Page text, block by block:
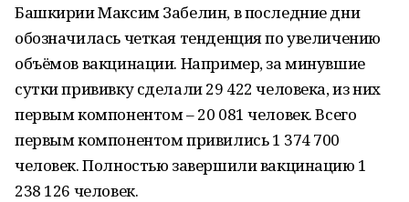
Башкирии Максим Забелин, в последние дни
обозначилась четкая тенденция по увеличению
объёмов вакцинации. Например, за минувшие
сутки прививку сделали 29 422 человека, из них
первым компонентом – 20 081 человек. Всего
первым компонентом привились 1 374 700
человек. Полностью завершили вакцинацию 1
238 126 человек.